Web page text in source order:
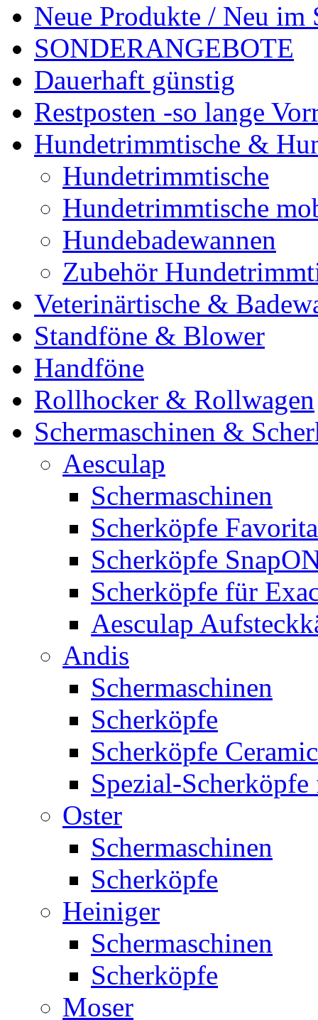
Neue Produkte / Neu im
SONDERANGEBOTE
Dauerhaft günstig
Restposten -so lange
Hundetrimmtische &
Hundetrimmtische
Hundetrimmtische
Hundebadewannen
Zubehör
Veterinärtische &
Standföne & Blower
Handföne
Rollhocker & Rollwagen
Schermaschinen &
Aesculap
Schermaschinen
Scherköpfe
Scherköpfe
Scherköpfe für
Aesculap
Andis
Schermaschinen
Scherköpfe
Scherköpfe Ceramic
Spezial-
Oster
Schermaschinen
Scherköpfe
Heiniger
Schermaschinen
Scherköpfe
Moser